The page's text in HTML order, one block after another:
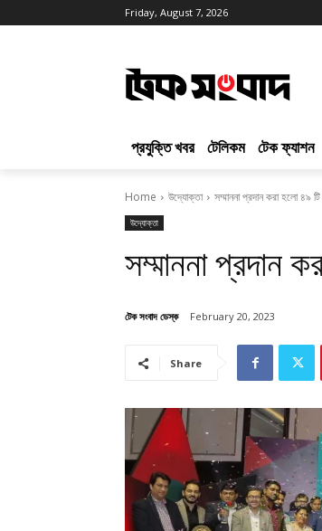
Friday, August 7, 2026
প্রযুক্তি খবর টেলিকম টেক ফ্যাশন
Home উদ্যোক্তা সম্মাননা প্রদান করা হলো ৪৯
উদ্যোক্তা
সম্মাননা প্রদান
টেক সংবাদ ডেস্ক February 20, 2023
Share